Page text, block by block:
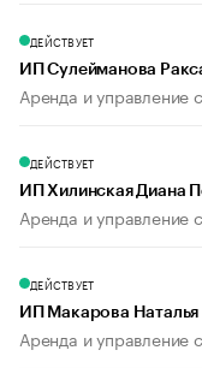
ДЕЙСТВУЕТ
ИП Сулейманова
Аренда и управление
ДЕЙСТВУЕТ
ИП Хилинская Диана
Аренда и управление
ДЕЙСТВУЕТ
ИП Макарова Наталья
Аренда и управление